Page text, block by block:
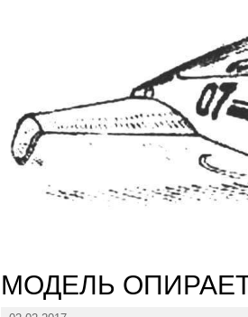
МОДЕЛЬ